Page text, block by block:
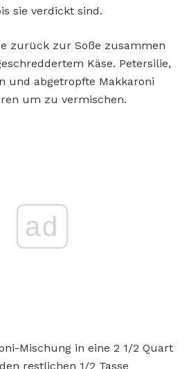
sie verdickt sind.
zurück zur Soße zusammen
Käse. Petersilie,
und abgetropfte Makkaroni
um zu vermischen.
ad
Mischung in eine 2 1/2 Quart
restlichen 1/2 Tasse